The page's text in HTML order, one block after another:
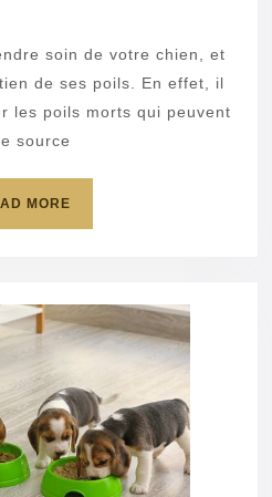
poils
d’un
chien
soin de votre chien, et
de ses poils. En effet, il
les poils morts qui peuvent
source
MOREREAD